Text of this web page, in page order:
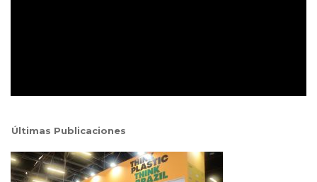
Últimas Publicaciones